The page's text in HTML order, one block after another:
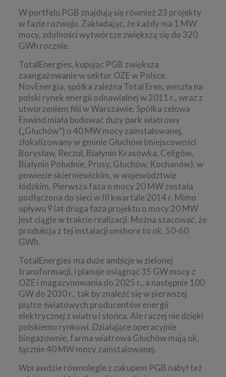
W portfelu PGB znajdują się również 23 projekty
w fazie rozwoju. Zakładając, że każdy ma 1 MW
mocy, zdolności wytwórcze zwiększą się do 320
GWh rocznie.
TotalEnergies, kupując PGB zwiększa
zaangażowanie w sektor OZE w Polsce.
NovEnergia, spółka zależna Total Eren, weszła na
polski rynek energii odnawialnej w 2011 r., wraz z
utworzeniem filii w Warszawie. Spółka celowa
Enwind miała budować duży park wiatrowy
(„Głuchów”) o 40 MW mocy zainstalowanej,
zlokalizowany w gminie Głuchów (miejscowości
Borysław, Reczul, Białynin Krasówka, Celigów,
Białynin Południe, Prusy, Głuchów, Kochanów), w
powiecie skierniewickim, w województwie
łódzkim. Pierwsza faza o mocy 20 MW została
podłączona do sieci w III kwartale 2014 r. Mimo
upływu 9 lat druga faza projektu o mocy 20 MW
jest ciągle w trakcie realizacji. Można szacować, że
produkcja z tej instalacji onshore to ok. 50-60
GWh.
TotalEnergies ma duże ambicje w zielonej
transformacji, i planuje osiągnąć 35 GW mocy z
OZE i magazynowania do 2025 r., a następnie 100
GW do 2030 r., tak by znaleźć się w pierwszej
piątce światowych producentów energii
elektrycznej z wiatru i słońca. Ale raczej nie dzięki
polskiemu rynkowi. Działające operacyjnie
biogazownie, farma wiatrowa Głuchów mają ok.
łącznie 40 MW mocy zainstalowanej.
Wprawdzie równolegle z zakupem PGB nabył też